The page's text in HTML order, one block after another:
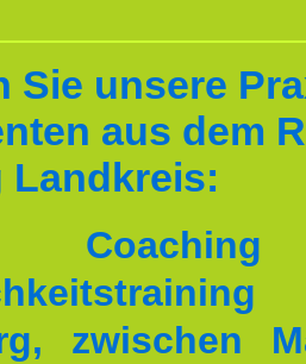
Sie unsere
aus dem
Landkreis:
zwischen